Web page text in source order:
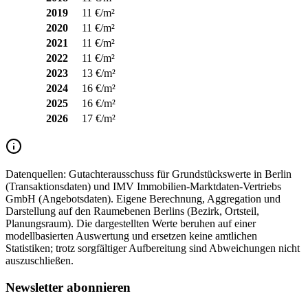
2019
11 €/m²
2020
11 €/m²
2021
11 €/m²
2022
11 €/m²
2023
13 €/m²
2024
16 €/m²
2025
16 €/m²
2026
17 €/m²
Datenquellen: Gutachterausschuss für Grundstückswerte in Berlin
(Transaktionsdaten) und IMV Immobilien-Marktdaten-Vertriebs
GmbH (Angebotsdaten). Eigene Berechnung, Aggregation und
Darstellung auf den Raumebenen Berlins (Bezirk, Ortsteil,
Planungsraum). Die dargestellten Werte beruhen auf einer
modellbasierten Auswertung und ersetzen keine amtlichen
Statistiken; trotz sorgfältiger Aufbereitung sind Abweichungen nicht
auszuschließen.
Newsletter abonnieren